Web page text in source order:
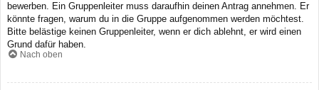
bewerben. Ein Gruppenleiter muss daraufhin deinen Antrag annehmen. Er
könnte fragen, warum du in die Gruppe aufgenommen werden möchtest.
Bitte belästige keinen Gruppenleiter, wenn er dich ablehnt, er wird einen
Grund dafür haben.
Nach oben